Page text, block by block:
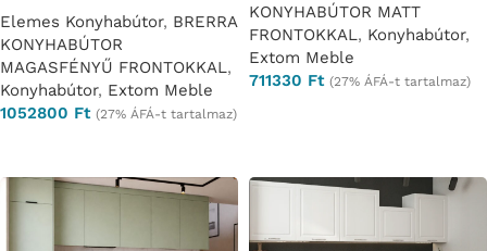
Elemes Konyhabútor, BRERRA
KONYHABÚTOR
MAGASFÉNYŰ FRONTOKKAL,
Konyhabútor, Extom Meble
1052800 Ft (27% ÁFÁ-t tartalmaz)
KONYHABÚTOR MATT
FRONTOKKAL, Konyhabútor,
Extom Meble
711330 Ft (27% ÁFÁ-t tartalmaz)